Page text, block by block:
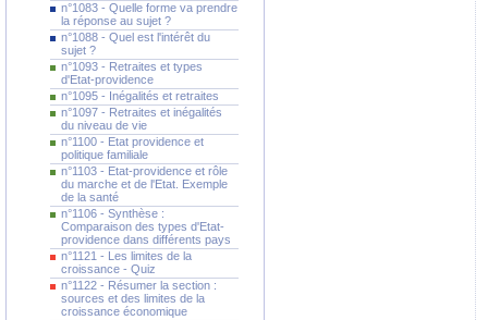
n°1083 - Quelle forme va prendre
la réponse au sujet ?
n°1088 - Quel est l'intérêt du
sujet ?
n°1093 - Retraites et types
d'Etat-providence
n°1095 - Inégalités et retraites
n°1097 - Retraites et inégalités
du niveau de vie
n°1100 - Etat providence et
politique familiale
n°1103 - Etat-providence et rôle
du marche et de l'Etat. Exemple
de la santé
n°1106 - Synthèse :
Comparaison des types d'Etat-
providence dans différents pays
n°1121 - Les limites de la
croissance - Quiz
n°1122 - Résumer la section :
sources et des limites de la
croissance économique